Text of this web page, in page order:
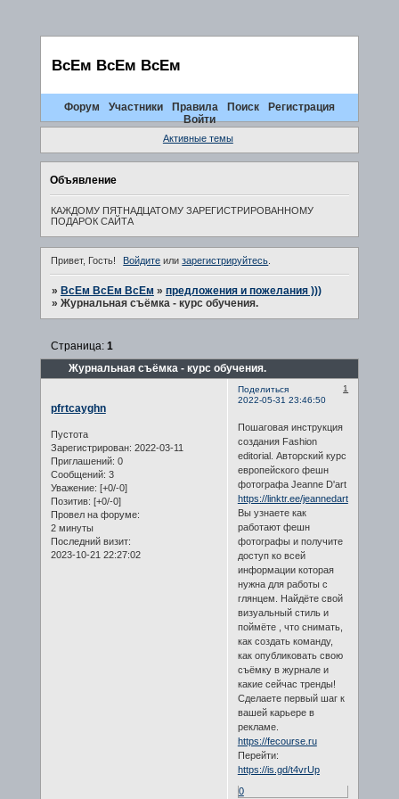
ВсЕм ВсЕм ВсЕм
Форум Участники Правила Поиск
Регистрация
Войти
Активные темы
Объявление
КАЖДОМУ ПЯТНАДЦАТОМУ ЗАРЕГИСТРИРОВАННОМУ
ПОДАРОК САЙТА
Привет, Гость! Войдите илизарегистрируйтесь
» ВсЕм ВсЕм ВсЕм » предложения и пожелания )))
» Журнальная съёмка - курс обучения.
Журнальная съёмка - курс обучения.
Страница: 1
Поделиться
1
2022-05-31 23:46:50
pfrtcayghn
Пустота
Зарегистрирован: 2022-03-11
Приглашений: 0
Сообщений: 3
Уважение: [+0/-0]
Позитив: [+0/-0]
Провел на форуме:
2 минуты
Последний визит:
2023-10-21 22:27:02
Пошаговая инструкция
создания Fashion
editorial. Авторский курс
европейского фешн
фотографа Jeanne D'art
https://linktr.ee/jeannedart
Вы узнаете как
работают фешн
фотографы и получите
доступ ко всей
информации которая
нужна для работы с
глянцем. Найдёте свой
визуальный стиль и
поймёте , что снимать,
как создать команду,
как опубликовать свою
съёмку в журнале и
какие сейчас тренды!
Сделаете первый шаг к
вашей карьере в
рекламе.
https://fecourse.ru
Перейти:
https://is.gd/t4vrUp
0